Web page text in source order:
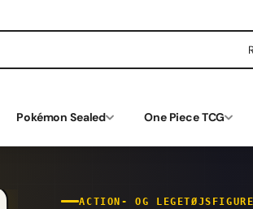
Pokémon Sealed One Piece TCG
ACTION- OG